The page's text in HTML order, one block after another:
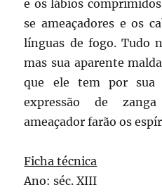
e os lábios
se ameaçadores e os
línguas de fogo. Tudo
mas sua aparente
que ele tem por sua
expressão de
ameaçador farão os
Ficha técnica
Ano: séc. XIII